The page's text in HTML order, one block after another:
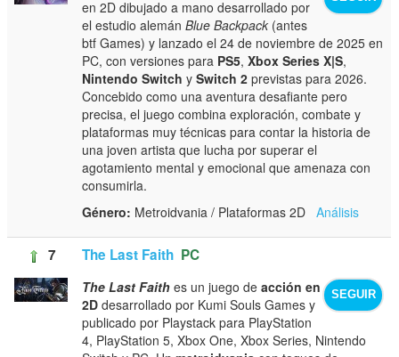
en 2D dibujado a mano desarrollado por
el estudio alemánBlue Backpack (antes
btf Games) y lanzado el 24 de noviembre de 2025 en
PC, con versiones para PS5,Xbox Series X|S,
Nintendo Switch ySwitch 2 previstas para 2026.
Concebido como una aventura desafiante pero
precisa, el juego combina exploración, combate y
plataformas muy técnicas para contar la historia de
una joven artista que lucha por superar el
agotamiento mental y emocional que amenaza con
consumirla.
Género: Metroidvania / Plataformas 2DAnálisis
7 The Last Faith PC
SEGUIR
The Last Faith es un juego deacción en
2D desarrollado por Kumi Souls Games y
publicado por Playstack para PlayStation
4, PlayStation 5, Xbox One, Xbox Series, Nintendo